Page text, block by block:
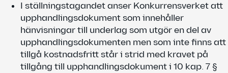
I ställningstagandet anser Konkurrensverket att
upphandlingsdokument som innehåller
hänvisningar till underlag som utgör en del av
upphandlingsdokumenten men som inte finns att
tillgå kostnadsfritt står i strid med kravet på
tillgång till upphandlingsdokument i 10 kap. 7 §